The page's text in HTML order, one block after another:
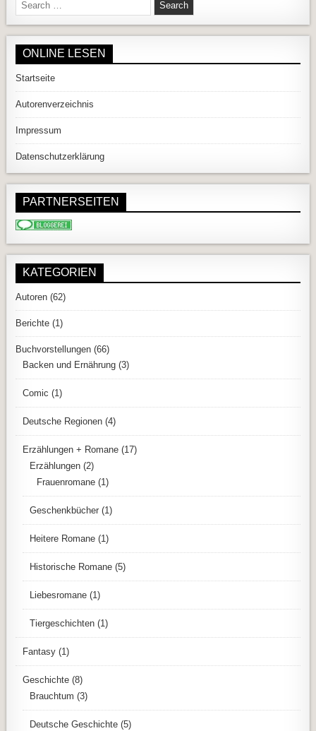
ONLINE LESEN
Startseite
Autorenverzeichnis
Impressum
Datenschutzerklärung
PARTNERSEITEN
KATEGORIEN
Autoren (62)
Berichte (1)
Buchvorstellungen (66)
Backen und Ernährung (3)
Comic (1)
Deutsche Regionen (4)
Erzählungen + Romane (17)
Erzählungen (2)
Frauenromane (1)
Geschenkbücher (1)
Heitere Romane (1)
Historische Romane (5)
Liebesromane (1)
Tiergeschichten (1)
Fantasy (1)
Geschichte (8)
Brauchtum (3)
Deutsche Geschichte (5)